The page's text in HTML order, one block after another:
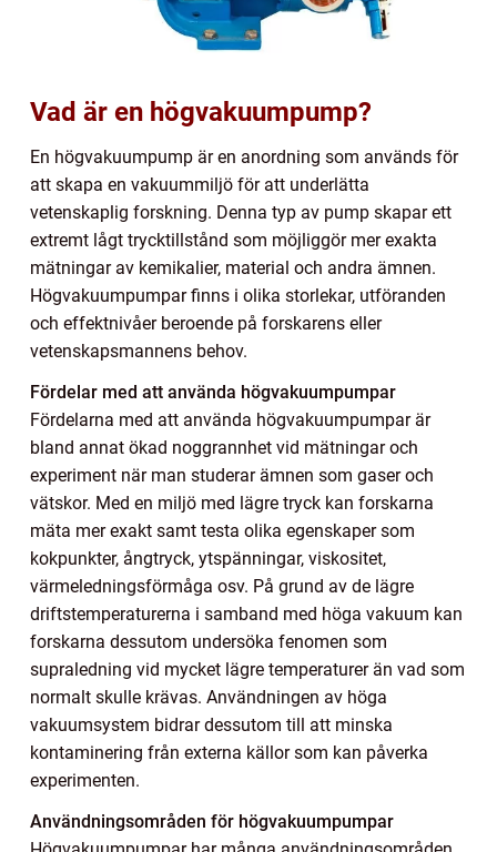
Vad är en högvakuumpump?
En högvakuumpump är en anordning som används för
att skapa en vakuummiljö för att underlätta
vetenskaplig forskning. Denna typ av pump skapar ett
extremt lågt trycktillstånd som möjliggör mer exakta
mätningar av kemikalier, material och andra ämnen.
Högvakuumpumpar finns i olika storlekar, utföranden
och effektnivåer beroende på forskarens eller
vetenskapsmannens behov.
Fördelar med att använda högvakuumpumpar
Fördelarna med att använda högvakuumpumpar är
bland annat ökad noggrannhet vid mätningar och
experiment när man studerar ämnen som gaser och
vätskor. Med en miljö med lägre tryck kan forskarna
mäta mer exakt samt testa olika egenskaper som
kokpunkter, ångtryck, ytspänningar, viskositet,
värmeledningsförmåga osv. På grund av de lägre
driftstemperaturerna i samband med höga vakuum kan
forskarna dessutom undersöka fenomen som
supraledning vid mycket lägre temperaturer än vad som
normalt skulle krävas. Användningen av höga
vakuumsystem bidrar dessutom till att minska
kontaminering från externa källor som kan påverka
experimenten.
Användningsområden för högvakuumpumpar